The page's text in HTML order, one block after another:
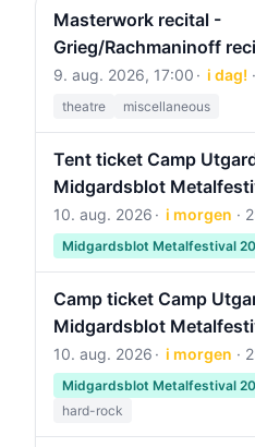
Masterwork recital -
Grieg/Rachmaninoff
9. aug. 2026, 17:00 i dag!
theatre miscellaneous
Tent ticket Camp
Midgardsblot
10. aug. 2026 i morgen ·
Midgardsblot Metalfestival
Camp ticket Camp
Midgardsblot
10. aug. 2026 i morgen ·
Midgardsblot Metalfestival
hard-rock